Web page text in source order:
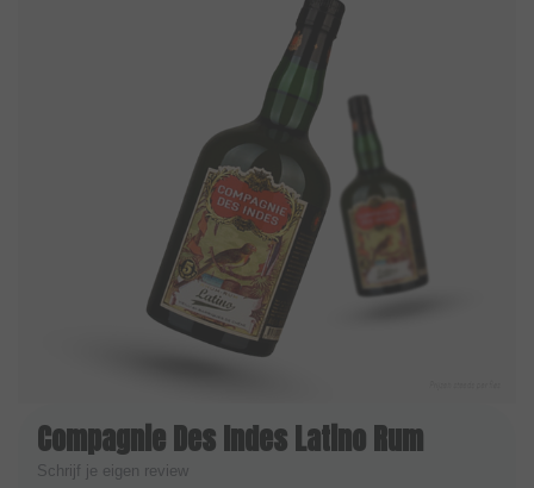
Compagnie Des Indes Latino Rum
Schrijf je eigen review